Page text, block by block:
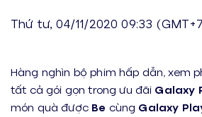
Thứ tư, 04/11/2020 09:33
Hàng nghìn bộ phim hấp dẫn, xem
tất cả gói gọn trong ưu đãi Galaxy
món quà được Be cùng Galaxy